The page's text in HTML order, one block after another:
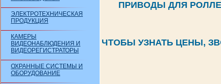
ЭЛЕКТРОТЕХНИЧЕСКАЯ
ПРОДУКЦИЯ
КАМЕРЫ
ВИДЕОНАБЛЮДЕНИЯ И
ВИДЕОРЕГИСТРАТОРЫ
ОХРАННЫЕ СИСТЕМЫ И
ОБОРУДОВАНИЕ
ПРИВОДЫ ДЛЯ
ЧТОБЫ УЗНАТЬ ЦЕНЫ,